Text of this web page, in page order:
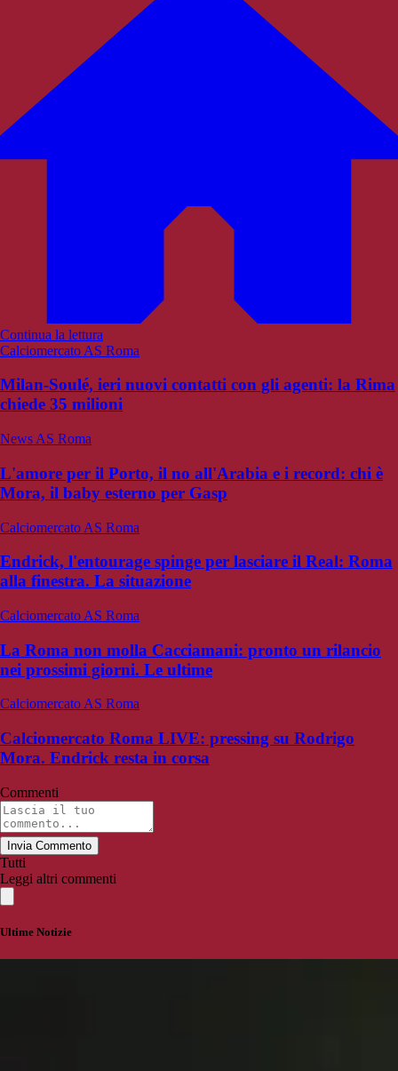
Continua la lettura
Calciomercato AS Roma
Milan-Soulé, ieri nuovi contatti con gli agenti: la Rima
chiede 35 milioni
News AS Roma
L'amore per il Porto, il no all'Arabia e i record: chi è
Mora, il baby esterno per Gasp
Calciomercato AS Roma
Endrick, l'entourage spinge per lasciare il Real: Roma
alla finestra. La situazione
Calciomercato AS Roma
La Roma non molla Cacciamani: pronto un rilancio
nei prossimi giorni. Le ultime
Calciomercato AS Roma
Calciomercato Roma LIVE: pressing su Rodrigo
Mora. Endrick resta in corsa
Commenti
Invia Commento
Tutti
Leggi altri commenti
Ultime Notizie